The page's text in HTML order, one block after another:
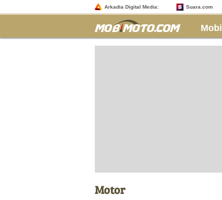
Arkadia Digital Media: Suara.com
Mobil
Motor